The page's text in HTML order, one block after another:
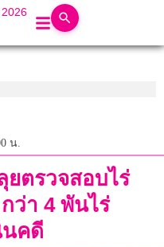
น.
ตรวจสอบไร่
ว่า 4 พันไร่
นคดี